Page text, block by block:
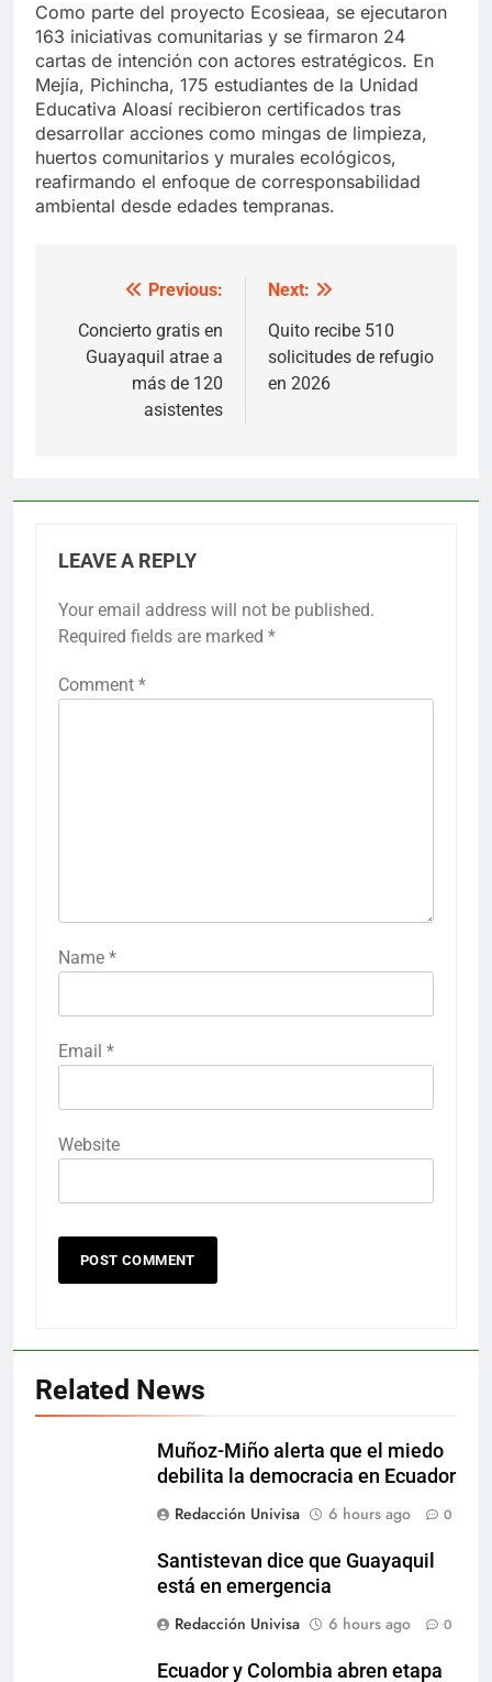
Como parte del proyecto Ecosieaa, se ejecutaron
163 iniciativas comunitarias y se firmaron 24
cartas de intención con actores estratégicos. En
Mejía, Pichincha, 175 estudiantes de la Unidad
Educativa Aloasí recibieron certificados tras
desarrollar acciones como mingas de limpieza,
huertos comunitarios y murales ecológicos,
reafirmando el enfoque de corresponsabilidad
ambiental desde edades tempranas.
navigation
Previous:
Concierto gratis en
Guayaquil atrae a
más de 120
asistentes
Next:
Quito recibe 510
solicitudes de refugio
en 2026
LEAVE A REPLY
Your email address will not be published.
Required fields are marked *
Comment *
Name *
Email *
Website
Related News
Muñoz-Miño alerta que el miedo
debilita la democracia en Ecuador
Redacción Univisa
6 hours ago 0
Santistevan dice que Guayaquil
está en emergencia
Redacción Univisa
6 hours ago 0
Ecuador y Colombia abren etapa